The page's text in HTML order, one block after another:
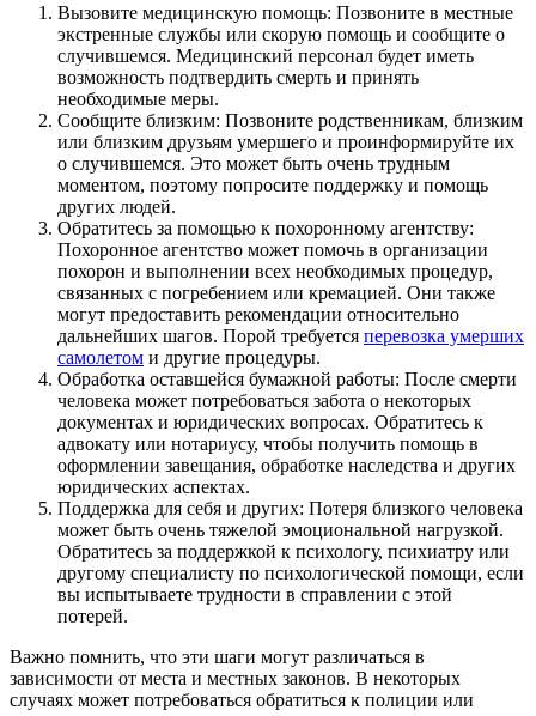
Вызовите медицинскую помощь: Позвоните в местные
экстренные службы или скорую помощь и сообщите о
случившемся. Медицинский персонал будет иметь
возможность подтвердить смерть и принять
необходимые меры.
Сообщите близким: Позвоните родственникам, близким
или близким друзьям умершего и проинформируйте их
о случившемся. Это может быть очень трудным
моментом, поэтому попросите поддержку и помощь
других людей.
Обратитесь за помощью к похоронному агентству:
Похоронное агентство может помочь в организации
похорон и выполнении всех необходимых процедур,
связанных с погребением или кремацией. Они также
могут предоставить рекомендации относительно
дальнейших шагов. Порой требуется перевозка умерших
самолетом и другие процедуры.
Обработка оставшейся бумажной работы: После смерти
человека может потребоваться забота о некоторых
документах и юридических вопросах. Обратитесь к
адвокату или нотариусу, чтобы получить помощь в
оформлении завещания, обработке наследства и других
юридических аспектах.
Поддержка для себя и других: Потеря близкого человека
может быть очень тяжелой эмоциональной нагрузкой.
Обратитесь за поддержкой к психологу, психиатру или
другому специалисту по психологической помощи, если
вы испытываете трудности в справлении с этой
потерей.
Важно помнить, что эти шаги могут различаться в
зависимости от места и местных законов. В некоторых
случаях может потребоваться обратиться к полиции или